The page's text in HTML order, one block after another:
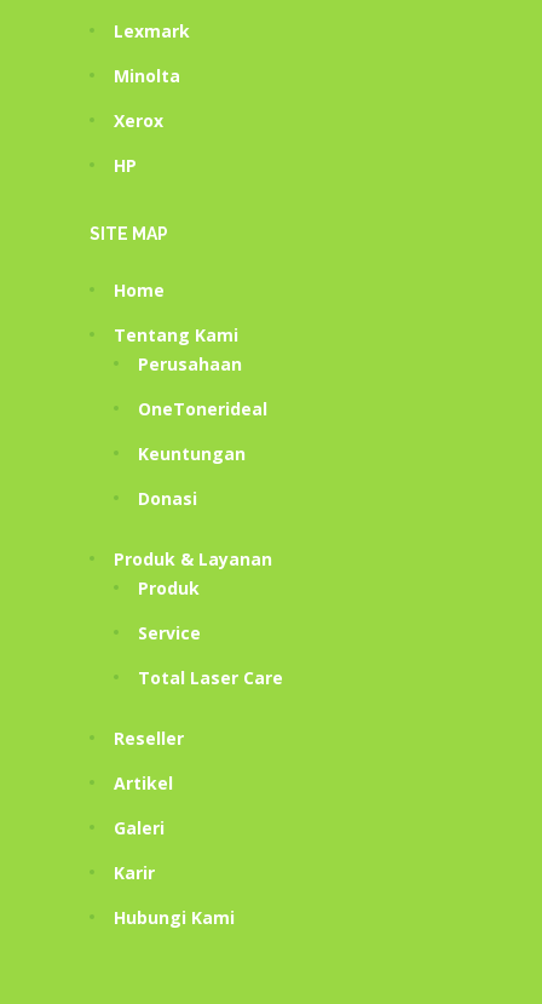
Lexmark
Minolta
Xerox
HP
SITE MAP
Home
Tentang Kami
Perusahaan
OneTonerideal
Keuntungan
Donasi
Produk & Layanan
Produk
Service
Total Laser Care
Reseller
Artikel
Galeri
Karir
Hubungi Kami